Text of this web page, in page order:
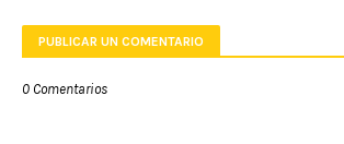
PUBLICAR UN COMENTARIO
0 Comentarios